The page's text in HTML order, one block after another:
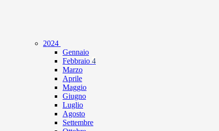
2024
Gennaio
Febbraio 4
Marzo
Aprile
Maggio
Giugno
Luglio
Agosto
Settembre